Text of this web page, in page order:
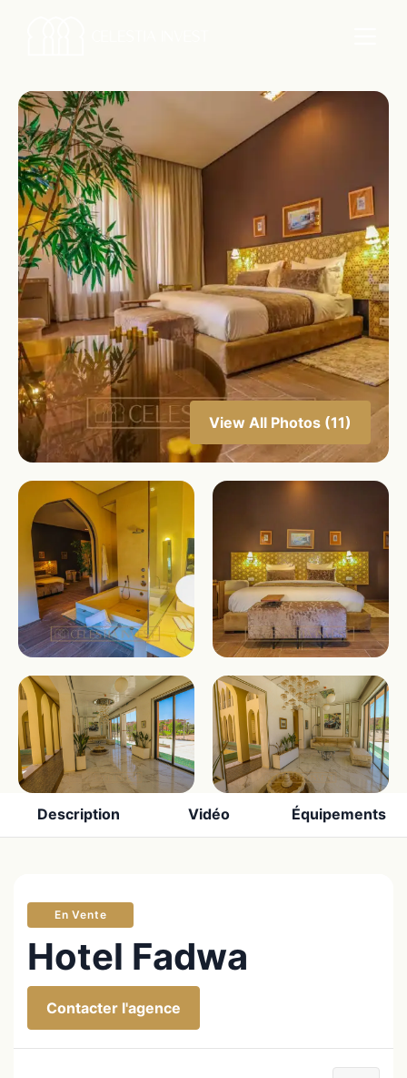
View All Photos (11)
Description Vidéo Équipements
En Vente
Hotel Fadwa
Contacter l'agence